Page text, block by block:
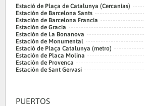
Estació de Plaça de Catalunya (Cercanias)
Estación de Barcelona Sants
Estación de Barcelona Francia
Estación de Gracia
Estación de La Bonanova
Estación de Monumental
Estació de Plaça Catalunya (metro)
Estación de Placa Molina
Estación de Provenca
Estación de Sant Gervasi
PUERTOS